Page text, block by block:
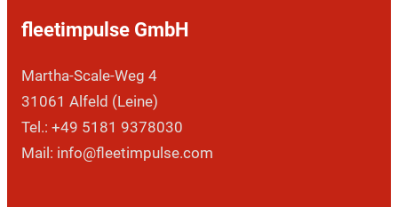
fleetimpulse GmbH
Martha-Scale-Weg 4
31061 Alfeld (Leine)
Tel.: +49 5181 9378030
Mail: info@fleetimpulse.com